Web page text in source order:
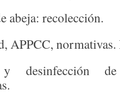
abeja: recolección.
APPCC, normativas.
desinfección